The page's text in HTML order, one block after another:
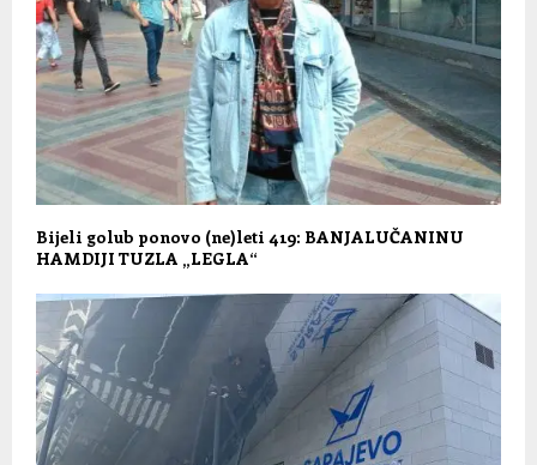
Bijeli golub ponovo (ne)leti 419: BANJALUČANINU
HAMDIJI TUZLA „LEGLA“